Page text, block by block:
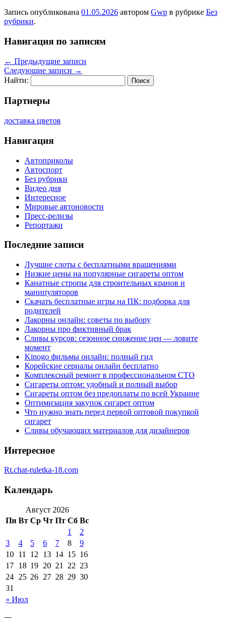
Запись опубликована 01.05.2026 автором Gwp в рубрике Без
рубрики.
Навигация по записям
← Предыдущие записи
Следующие записи →
Найти:
Партнеры
доставка цветов
Навигация
Автоприколы
Автоспорт
Без рубрики
Видео дня
Интересное
Мировые автоновости
Пресс-релизы
Репортажи
Последние записи
Лучшие слоты с бесплатными вращениями
Низкие цены на популярные сигареты оптом
Канатные стропы для строительных кранов и
манипуляторов
Скачать бесплатные игры на ПК: подборка для
родителей
Лакорны онлайн: советы по выбору
Лакорны про фиктивный брак
Сливы курсов: сезонное снижение цен — ловите
момент
Kinogo фильмы онлайн: полный гид
Корейские сериалы онлайн бесплатно
Комплексный ремонт в профессиональном СТО
Сигареты оптом: удобный и полный выбор
Сигареты оптом без предоплаты по всей Украине
Оптимизация закупок сигарет оптом
Что нужно знать перед первой оптовой покупкой
сигарет
Сливы обучающих материалов для дизайнеров
Интересное
Rt.chat-ruletka-18.com
Календарь
Август 2026
Пн Вт Ср Чт Пт Сб Вс
« Июл
1
2
3
4 5 6 7 8
9
10 11 12 13 14 15 16
17 18 19 20 21 22 23
24 25 26 27 28 29 30
31